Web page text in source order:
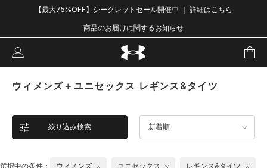
【最大75%OFF】シークレットセール開催中 ｜ 詳細はこちら
商品のお届けに関するお知らせ
ウィメンズ＋ユニセックス レギンス&タイツ
絞り込み検索 新着順
選択中の条件： ウィメンズ ユニセックス レギンス&タイツ